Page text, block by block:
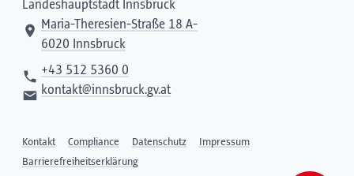
Landeshauptstadt Innsbruck
Maria-Theresien-Straße 18 A-
6020 Innsbruck
+43 512 5360 0
kontakt@innsbruck.gv.at
Kontakt Compliance Datenschutz
Impressum
Barrierefreiheitserklärung